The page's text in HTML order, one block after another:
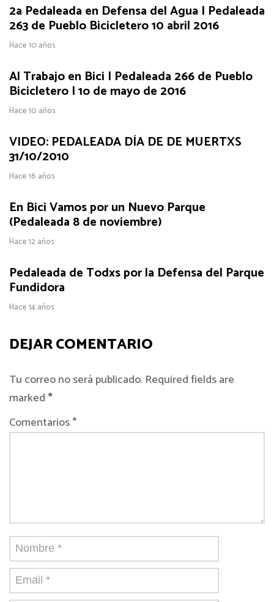
2a Pedaleada en Defensa del Agua | Pedaleada
263 de Pueblo Bicicletero 10 abril 2016
Hace 10 años
Al Trabajo en Bici | Pedaleada 266 de Pueblo
Bicicletero | 1o de mayo de 2016
Hace 10 años
VIDEO: PEDALEADA DÍA DE DE MUERTXS
31/10/2010
Hace 16 años
En Bici Vamos por un Nuevo Parque
(Pedaleada 8 de noviembre)
Hace 12 años
Pedaleada de Todxs por la Defensa del Parque
Fundidora
Hace 14 años
DEJAR COMENTARIO
Tu correo no será publicado. Required fields are
marked*
Comentarios *